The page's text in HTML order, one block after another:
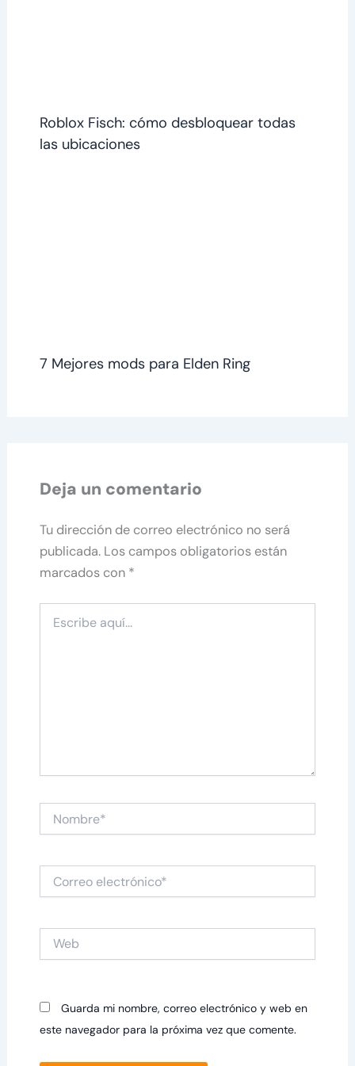
Roblox Fisch: cómo desbloquear todas
las ubicaciones
7 Mejores mods para Elden Ring
Deja un comentario
Tu dirección de correo electrónico no será
publicada. Los campos obligatorios están
marcados con *
aquí...
electrónico*
Guarda mi nombre, correo electrónico y web en
este navegador para la próxima vez que comente.